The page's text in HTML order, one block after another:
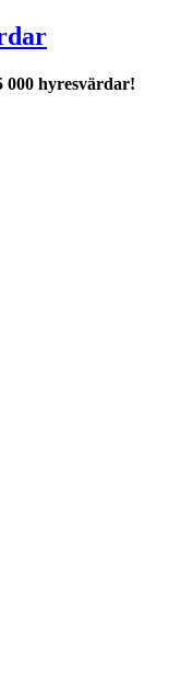
000 hyresvärdar!